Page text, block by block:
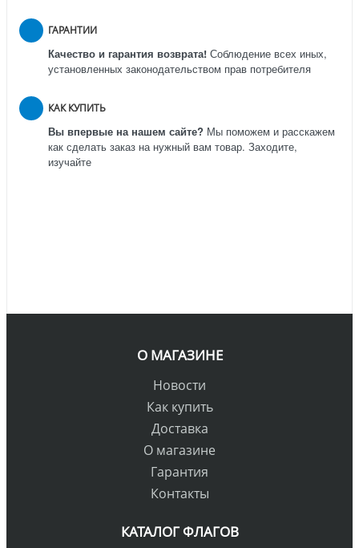
ГАРАНТИИ
Качество и гарантия возврата! Соблюдение всех иных,
установленных законодательством прав потребителя
КАК КУПИТЬ
Вы впервые на нашем сайте? Мы поможем и расскажем
как сделать заказ на нужный вам товар. Заходите,
изучайте
О МАГАЗИНЕ
Новости
Как купить
Доставка
О магазине
Гарантия
Контакты
КАТАЛОГ ФЛАГОВ